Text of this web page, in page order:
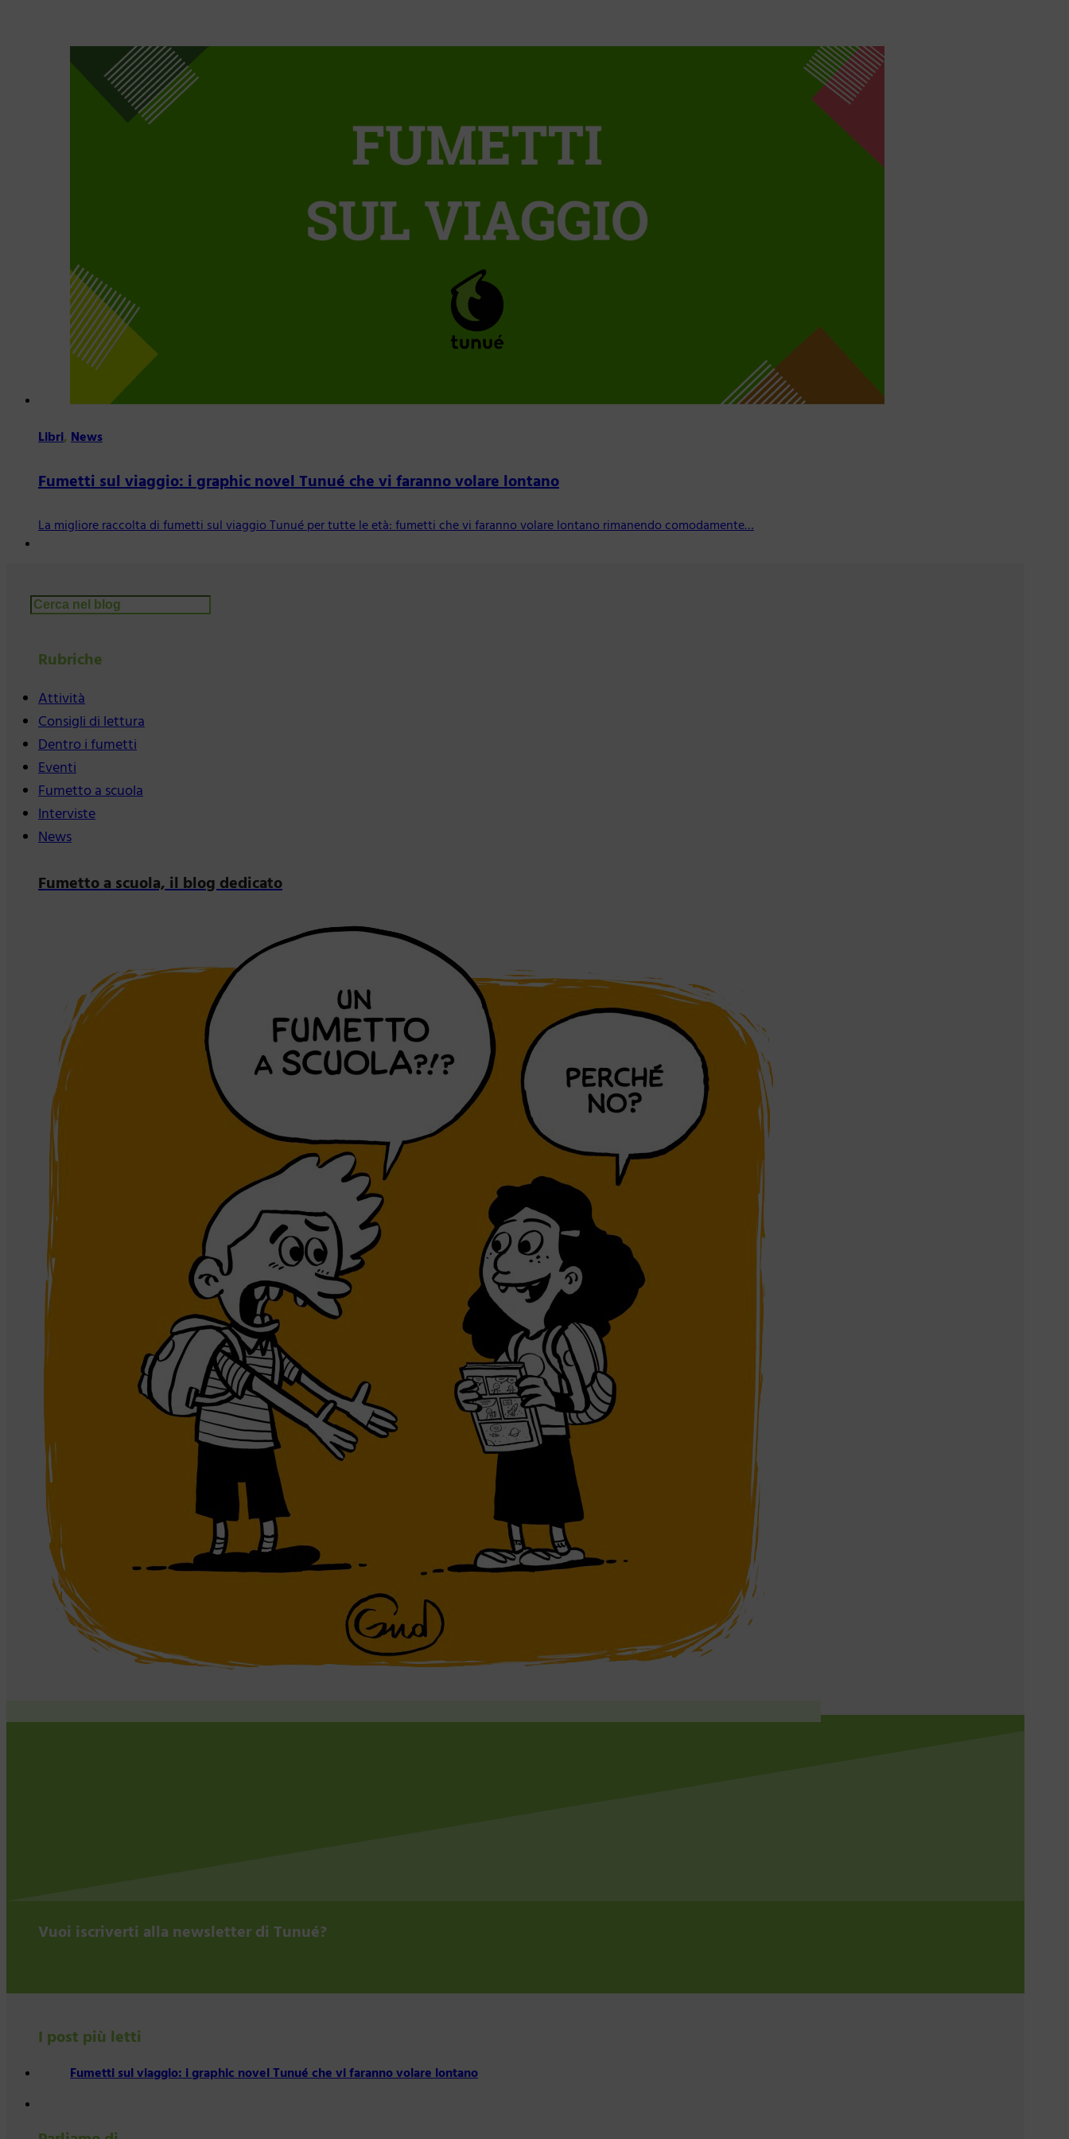
Libri,News
Fumetti sul viaggio: i graphic novel Tunué che vi faranno volare lontano
La migliore raccolta di fumetti sul viaggio Tunué per tutte le età: fumetti che vi faranno volare lontano rimanendo comodamente…
Cerca
Rubriche
Attività
Consigli di lettura
Dentro i fumetti
Eventi
Fumetto a scuola
Interviste
News
Fumetto a scuola, il blog dedicato
Vuoi iscriverti alla newsletter di Tunué?
I post più letti
Fumetti sul viaggio: i graphic novel Tunué che vi faranno volare lontano